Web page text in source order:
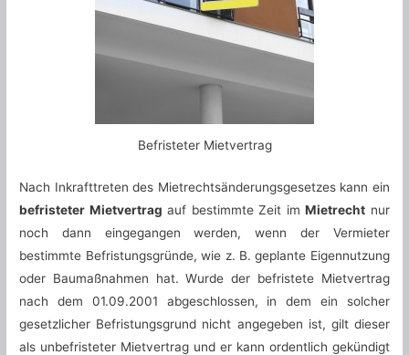
Befristeter Mietvertrag
Nach Inkrafttreten des Mietrechtsänderungsgesetzes kann ein
befristeter Mietvertrag auf bestimmte Zeit imMietrecht nur
noch dann eingegangen werden, wenn der Vermieter
bestimmte Befristungsgründe, wie z. B. geplante Eigennutzung
oder Baumaßnahmen hat. Wurde der befristete Mietvertrag
nach dem 01.09.2001 abgeschlossen, in dem ein solcher
gesetzlicher Befristungsgrund nicht angegeben ist, gilt dieser
als unbefristeter Mietvertrag und er kann ordentlich gekündigt